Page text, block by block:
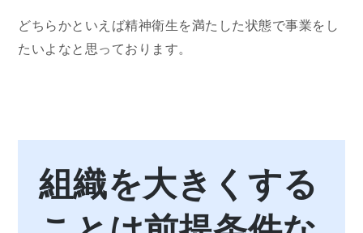
どちらかといえば精神衛生を満たした状態で事業をし
たいよなと思っております。
組織を大きくする